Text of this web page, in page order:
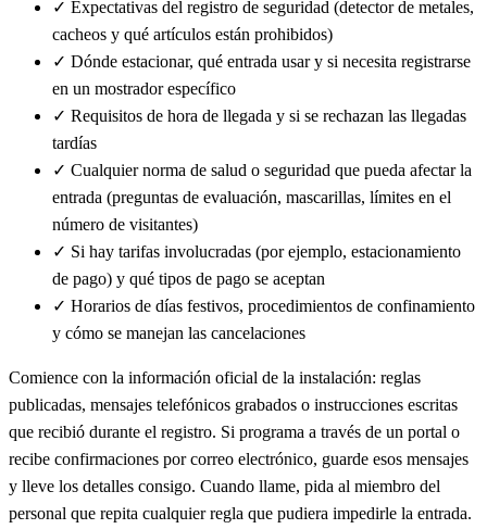
✓ Expectativas del registro de seguridad (detector de metales,
cacheos y qué artículos están prohibidos)
✓ Dónde estacionar, qué entrada usar y si necesita registrarse
en un mostrador específico
✓ Requisitos de hora de llegada y si se rechazan las llegadas
tardías
✓ Cualquier norma de salud o seguridad que pueda afectar la
entrada (preguntas de evaluación, mascarillas, límites en el
número de visitantes)
✓ Si hay tarifas involucradas (por ejemplo, estacionamiento
de pago) y qué tipos de pago se aceptan
✓ Horarios de días festivos, procedimientos de confinamiento
y cómo se manejan las cancelaciones
Comience con la información oficial de la instalación: reglas
publicadas, mensajes telefónicos grabados o instrucciones escritas
que recibió durante el registro. Si programa a través de un portal o
recibe confirmaciones por correo electrónico, guarde esos mensajes
y lleve los detalles consigo. Cuando llame, pida al miembro del
personal que repita cualquier regla que pudiera impedirle la entrada.